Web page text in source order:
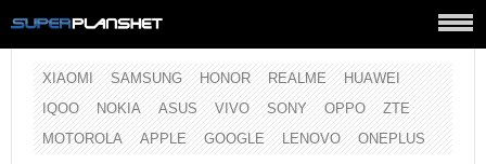
XIAOMI SAMSUNG HONOR REALME
HUAWEI
IQOO
NOKIA ASUS VIVO SONY OPPO
ZTE
MOTOROLA
APPLE GOOGLE LENOVO ONEPLUS